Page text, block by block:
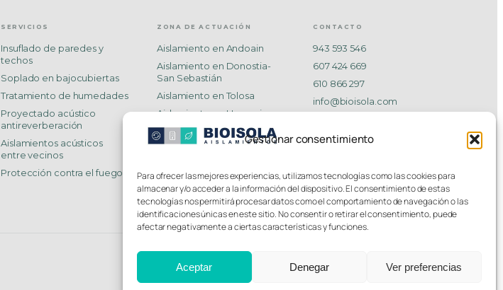
Gestionar consentimiento
Para ofrecer las mejores experiencias, utilizamos tecnologías como las cookies para
almacenar y/o acceder a la información del dispositivo. El consentimiento de estas
tecnologías nos permitirá procesar datos como el comportamiento de navegación o las
identificaciones únicas en este sitio. No consentir o retirar el consentimiento, puede
afectar negativamente a ciertas características y funciones.
Aceptar Denegar Ver preferencias
SERVICIOS
Insuflado de paredes y
techos
Soplado en bajocubiertas
Tratamiento de humedades
Proyectado acústico
antireverberación
Aislamientos acústicos
entre vecinos
Protección contra el fuego
ZONA DE ACTUACIÓN
Aislamiento en Andoain
Aislamiento en Donostia-
San Sebastián
Aislamiento en Tolosa
Aislamiento en Hernani
Aislamiento en Rentería
Aislamiento en Eibar
CONTACTO
943 593 546
607 424 669
610 866 297
info@bioisola.com
PrivacidadCookies